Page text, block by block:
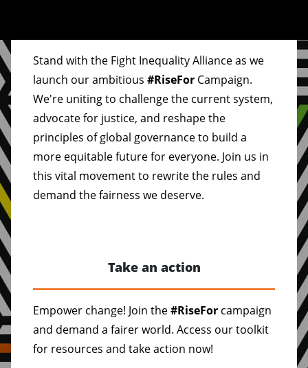
Stand with the Fight Inequality Alliance as we
launch our ambitious #RiseFor Campaign.
We're uniting to challenge the current system,
advocate for justice, and reshape the
principles of global governance to build a
more equitable future for everyone. Join us in
this vital movement to rewrite the rules and
demand the fairness we deserve.
Take an action
Empower change! Join the#RiseFor campaign
and demand a fairer world. Access our toolkit
for resources and take action now!